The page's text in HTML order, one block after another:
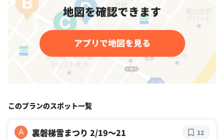
このプランのスポット一覧
A 裏磐梯雪まつり 2/19〜21 12